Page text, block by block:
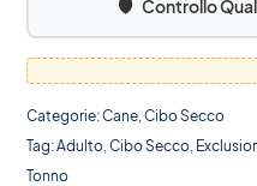
🛡️ Controllo
Categorie:Cane,Cibo Secco
Tag:Adulto,Cibo Secco,
Tonno